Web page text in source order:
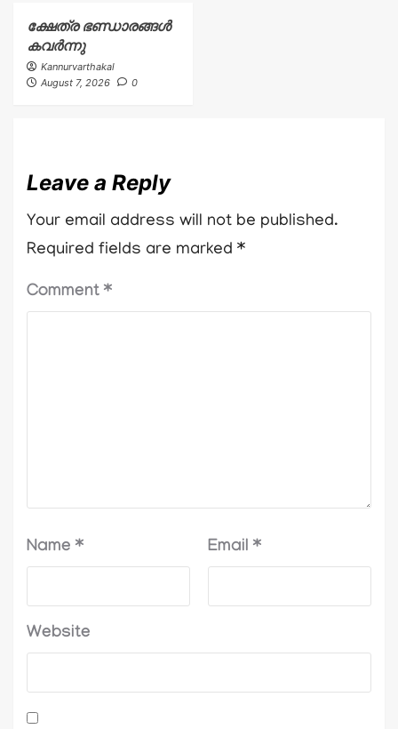
ക്ഷേത്ര ഭണ്ഡാരങ്ങൾ
കവർന്നു
Kannurvarthakal
August 7, 2026
0
Leave a Reply
Your email address will not be published.
Required fields are marked *
Comment *
Name * Email *
Website